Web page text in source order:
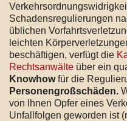
Schadensregulierungen
üblichen
leichten
beschäftigen, verfügt die
Rechtsanwälte über ein
Knowhowfür die
Personengroßschäden.
von Ihnen Opfer eines
Unfallfolgen geworden ist